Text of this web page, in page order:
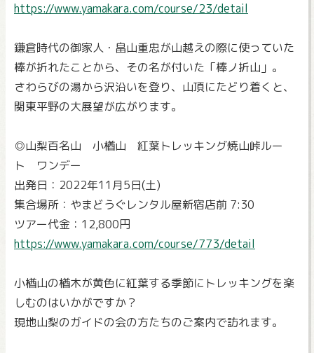
https://www.yamakara.com/course/23/detail
鎌倉時代の御家人・畠山重忠が山越えの際に使っていた
棒が折れたことから、その名が付いた「棒ノ折山」。
さわらびの湯から沢沿いを登り、山頂にたどり着くと、
関東平野の大展望が広がります。
◎山梨百名山 小楢山 紅葉トレッキング焼山峠ルー
ト ワンデー
出発日：2022年11月5日(土)
集合場所：やまどうぐレンタル屋新宿店前 7:30
ツアー代金：12,800円
https://www.yamakara.com/course/773/detail
小楢山の楢木が黄色に紅葉する季節にトレッキングを楽
しむのはいかがですか？
現地山梨のガイドの会の方たちのご案内で訪れます。